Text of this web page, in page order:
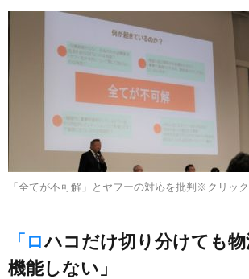
「全てが不可解」とヤフーの対応を批判※クリッ
「ロハコだけ切り分けても物流なければ
機能しない」